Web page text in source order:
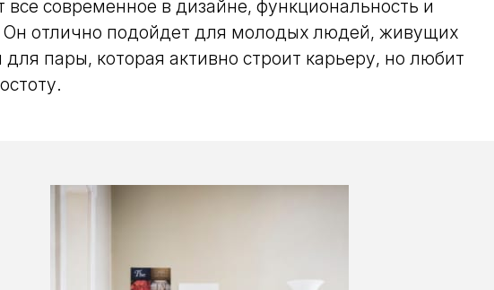
все современное в дизайне, функциональность и
Он отлично подойдет для молодых людей, живущих
пары, которая активно строит карьеру, но любит